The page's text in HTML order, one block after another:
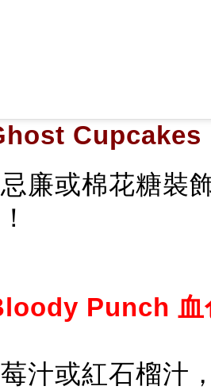
Cupcakes
廉或棉花糖裝
Punch 血
汁或紅石榴汁